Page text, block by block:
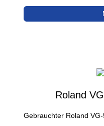
Roland
Gebrauchter Roland